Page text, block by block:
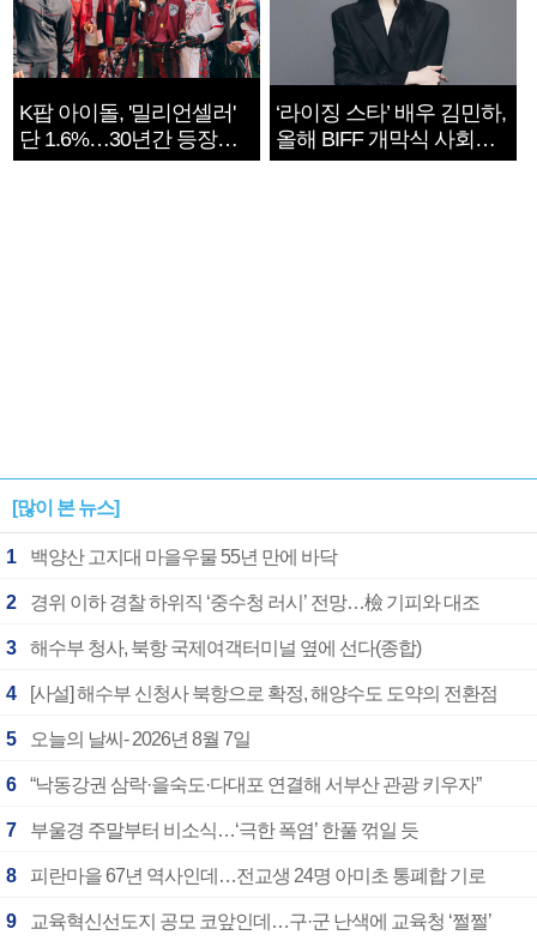
K팝 아이돌, '밀리언셀러'
단 1.6%…30년간 등장
1182개팀 전수조사
‘라이징 스타’ 배우 김민하,
올해 BIFF 개막식 사회자
확정
[많이 본 뉴스]
1 백양산 고지대 마을우물 55년 만에 바닥
2 경위 이하 경찰 하위직 ‘중수청 러시’ 전망…檢 기피와 대조
3 해수부 청사, 북항 국제여객터미널 옆에 선다(종합)
4 [사설] 해수부 신청사 북항으로 확정, 해양수도 도약의 전환점
5 오늘의 날씨- 2026년 8월 7일
6 “낙동강권 삼락·을숙도·다대포 연결해 서부산 관광 키우자”
7 부울경 주말부터 비소식…‘극한 폭염’ 한풀 꺾일 듯
8 피란마을 67년 역사인데…전교생 24명 아미초 통폐합 기로
9 교육혁신선도지 공모 코앞인데…구·군 난색에 교육청 ‘쩔쩔’